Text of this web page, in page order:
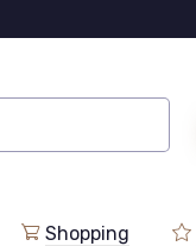
Shopping